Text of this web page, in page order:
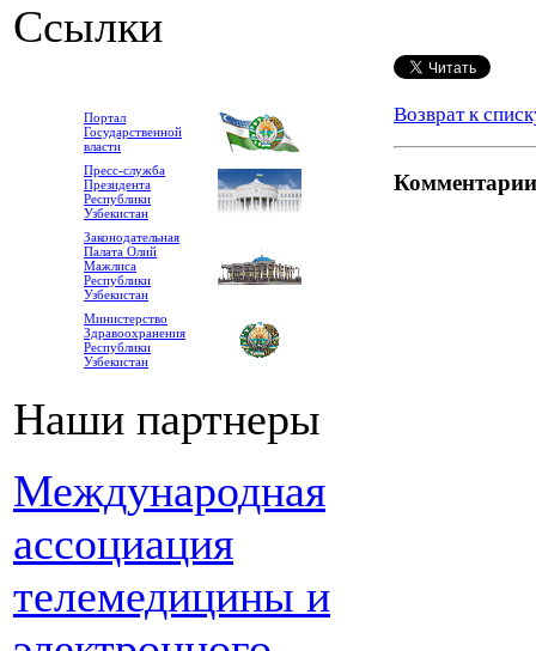
Ссылки
Портал
Государственной
власти
Пресс-служба
Президента
Республики
Узбекистан
Законодательная
Палата Олий
Мажлиса
Республики
Узбекистан
Министерство
Здравоохранения
Республики
Узбекистан
Наши партнеры
Международная
ассоциация
телемедицины и
Возврат к
Комментарии